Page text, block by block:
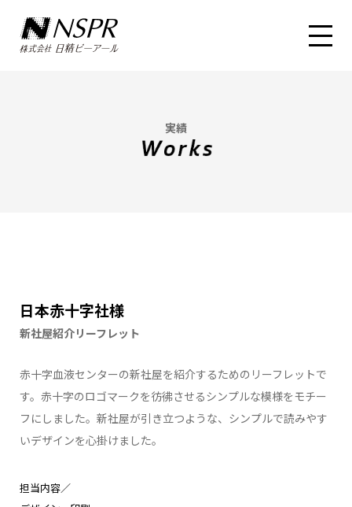
実績
日本赤十字社様
新社屋紹介リーフレット
赤十字血液センターの新社屋を紹介するためのリーフレットで
す。赤十字のロゴマークを彷彿させるシンプルな模様をモチー
フにしました。新社屋が引き立つような、シンプルで読みやす
いデザインを心掛けました。
担当内容／